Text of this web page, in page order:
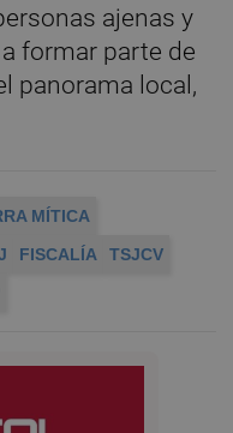
ajenas y
formar parte de
panorama local,
MÍTICA
FISCALÍA
TSJCV